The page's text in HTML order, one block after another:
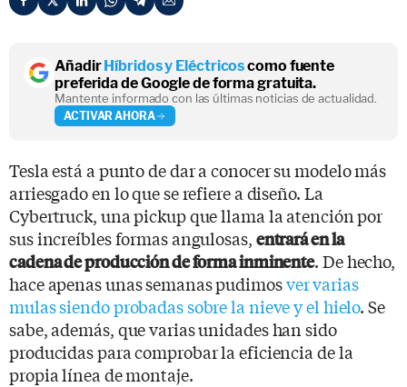
AñadirHíbridos y Eléctricoscomo fuente
preferida de Google de forma gratuita.
Mantente informado con las últimas noticias de actualidad.
ACTIVAR AHORA
Tesla está a punto de dar a conocer su modelo más
arriesgado en lo que se refiere a diseño. La
Cybertruck, una pickup que llama la atención por
sus increíbles formas angulosas, entrará en la
cadena de producción de forma inminente. De hecho,
hace apenas unas semanas pudimosver varias
mulas siendo probadas sobre la nieve y el hielo. Se
sabe, además, que varias unidades han sido
producidas para comprobar la eficiencia de la
propia línea de montaje.